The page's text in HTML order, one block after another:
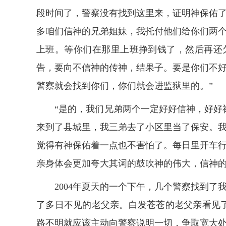
段时间了，警察没有找到这里来，证明神保佑
多咱们信神的兄弟姐妹，我托付他们给你们两
上班。等你们在那里上班挣到钱了，然后再
告，要向不信神的传神，结果子。要是你们不
警察就会找到你们，你们就会进监狱里的。”
“是的，我们兄弟两个一定好好信神，好
来到了县城里，我三弟去了小区里当了保安。
觉得有神保佑着一点也不害怕了。每日里开车
亲身体会更加夸大其词的鼓吹神的伟大，信神
2004年夏天的一个下午，几个警察找到了
了多日不见的老父亲。白发苍苍的老父亲看
路不明就应该主动向警察说明一切，争取宽大